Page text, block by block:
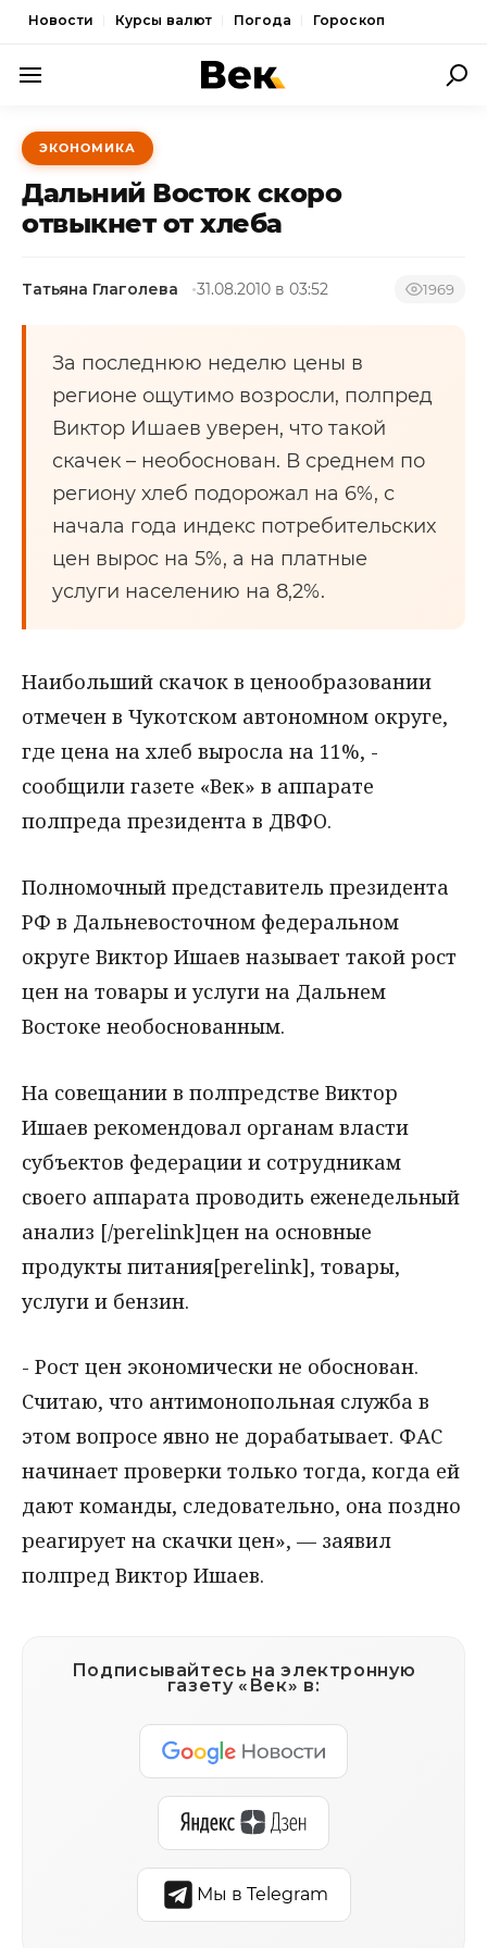
Новости Курсы валют Погода Гороскоп
ПОЛИТИКА
ЭКОНОМИКА
ОБЩЕСТВО
КУЛЬТУРА
ЭКОНОМИКА
Дальний Восток скоро
отвыкнет от хлеба
Татьяна Глаголева 31.08.2010 в 03:52 1969
За последнюю неделю цены в
регионе ощутимо возросли, полпред
Виктор Ишаев уверен, что такой
скачек – необоснован. В среднем по
региону хлеб подорожал на 6%, с
начала года индекс потребительских
цен вырос на 5%, а на платные
услуги населению на 8,2%.
Наибольший скачок в ценообразовании
отмечен в Чукотском автономном округе,
где цена на хлеб выросла на 11%, -
сообщили газете «Век» в аппарате
полпреда президента в ДВФО.
Полномочный представитель президента
РФ в Дальневосточном федеральном
округе Виктор Ишаев называет такой рост
цен на товары и услуги на Дальнем
Востоке необоснованным.
На совещании в полпредстве Виктор
Ишаев рекомендовал органам власти
субъектов федерации и сотрудникам
своего аппарата проводить еженедельный
анализ [/perelink]цен на основные
продукты питания[perelink], товары,
услуги и бензин.
- Рост цен экономически не обоснован.
Считаю, что антимонопольная служба в
этом вопросе явно не дорабатывает. ФАС
начинает проверки только тогда, когда ей
дают команды, следовательно, она поздно
реагирует на скачки цен», — заявил
полпред Виктор Ишаев.
Подписывайтесь на электронную
газету «Век» в:
Мы в Telegram